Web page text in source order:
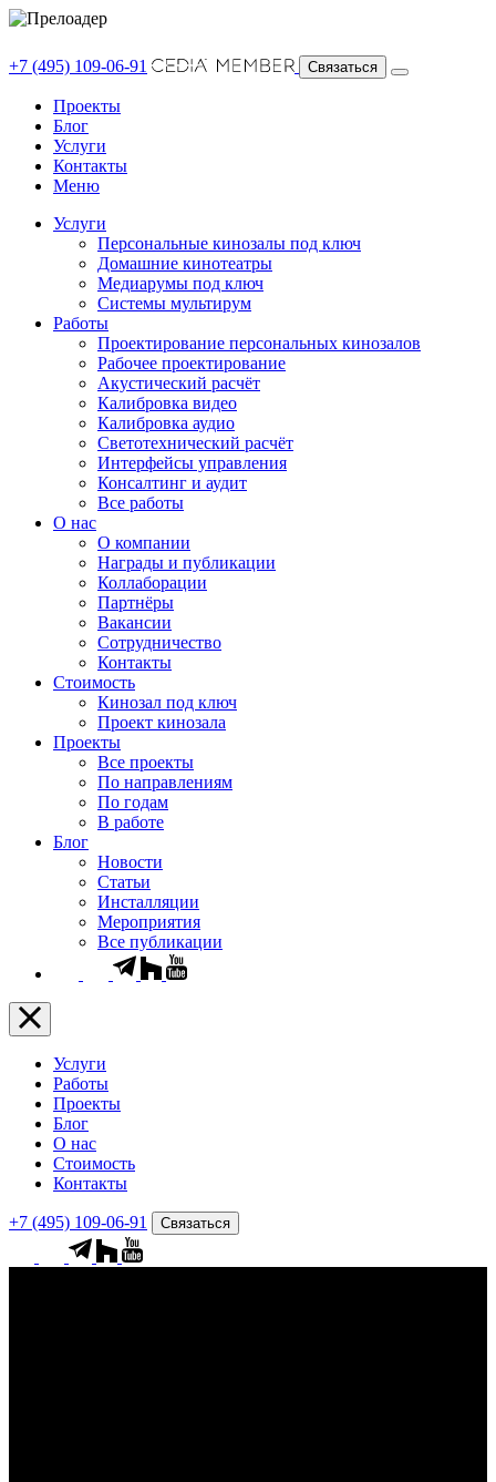
+7 (495) 109-06-91 Связаться
Проекты
Блог
Услуги
Контакты
Меню
Услуги
Персональные кинозалы под ключ
Домашние кинотеатры
Медиарумы под ключ
Системы мультирум
Работы
Проектирование персональных кинозалов
Рабочее проектирование
Акустический расчёт
Калибровка видео
Калибровка аудио
Светотехнический расчёт
Интерфейсы управления
Консалтинг и аудит
Все работы
О нас
О компании
Награды и публикации
Коллаборации
Партнёры
Вакансии
Сотрудничество
Контакты
Стоимость
Кинозал под ключ
Проект кинозала
Проекты
Все проекты
По направлениям
По годам
В работе
Блог
Новости
Статьи
Инсталляции
Мероприятия
Все публикации
Услуги
Работы
Проекты
Блог
О нас
Стоимость
Контакты
+7 (495) 109-06-91 Связаться